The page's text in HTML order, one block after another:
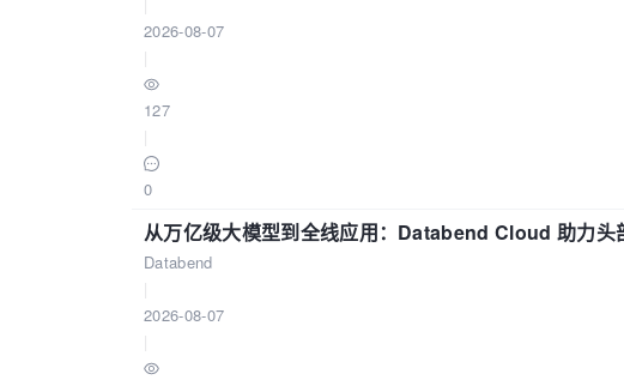
2026-08-07
127
0
从万亿级大模型到全线应用：Databend Cloud 助力
Databend
2026-08-07